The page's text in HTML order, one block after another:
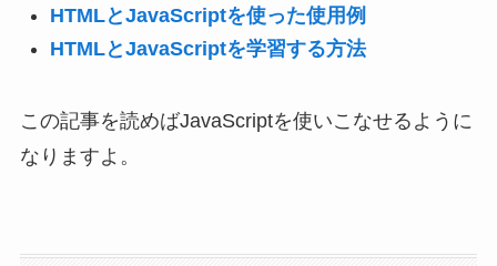
HTMLとJavaScriptを使った使用例
HTMLとJavaScriptを学習する方法
この記事を読めばJavaScriptを使いこなせるように
なりますよ。